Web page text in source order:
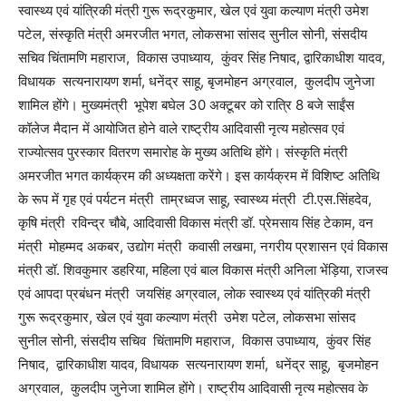
स्वास्थ्य एवं यांत्रिकी मंत्री गुरू रूद्रकुमार, खेल एवं युवा कल्याण मंत्री उमेश
पटेल, संस्कृति मंत्री अमरजीत भगत, लोकसभा सांसद सुनील सोनी, संसदीय
सचिव चिंतामणि महाराज, विकास उपाध्याय, कुंवर सिंह निषाद, द्वारिकाधीश यादव,
विधायक सत्यनारायण शर्मा, धनेंद्र साहू, बृजमोहन अग्रवाल, कुलदीप जुनेजा
शामिल होंगे। मुख्यमंत्री भूपेश बघेल 30 अक्टूबर को रात्रि 8 बजे साईंस
कॉलेज मैदान में आयोजित होने वाले राष्ट्रीय आदिवासी नृत्य महोत्सव एवं
राज्योत्सव पुरस्कार वितरण समारोह के मुख्य अतिथि होंगे। संस्कृति मंत्री
अमरजीत भगत कार्यक्रम की अध्यक्षता करेंगे। इस कार्यक्रम में विशिष्ट अतिथि
के रूप में गृह एवं पर्यटन मंत्री ताम्रध्वज साहू, स्वास्थ्य मंत्री टी.एस.सिंहदेव,
कृषि मंत्री रविन्द्र चौबे, आदिवासी विकास मंत्री डॉ. प्रेमसाय सिंह टेकाम, वन
मंत्री मोहम्मद अकबर, उद्योग मंत्री कवासी लखमा, नगरीय प्रशासन एवं विकास
मंत्री डॉ. शिवकुमार डहरिया, महिला एवं बाल विकास मंत्री अनिला भेंड़िया, राजस्व
एवं आपदा प्रबंधन मंत्री जयसिंह अग्रवाल, लोक स्वास्थ्य एवं यांत्रिकी मंत्री
गुरू रूद्रकुमार, खेल एवं युवा कल्याण मंत्री उमेश पटेल, लोकसभा सांसद
सुनील सोनी, संसदीय सचिव चिंतामणि महाराज, विकास उपाध्याय, कुंवर सिंह
निषाद, द्वारिकाधीश यादव, विधायक सत्यनारायण शर्मा, धनेंद्र साहू, बृजमोहन
अग्रवाल, कुलदीप जुनेजा शामिल होंगे। राष्ट्रीय आदिवासी नृत्य महोत्सव के